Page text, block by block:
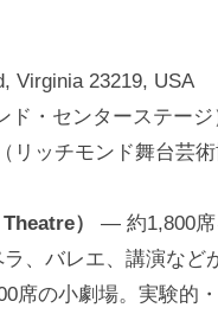
Virginia 23219, USA
・センターステージ
リッチモンド舞台芸術
）
— 約1,800席
、バレエ、講演など
席の小劇場。実験的